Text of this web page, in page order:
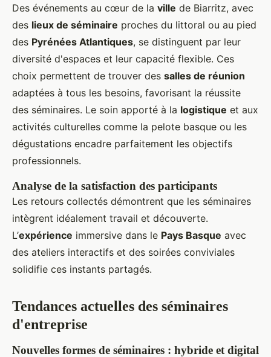
Des événements au cœur de la ville de Biarritz, avec
des lieux de séminaire proches du littoral ou au pied
des Pyrénées Atlantiques, se distinguent par leur
diversité d'espaces et leur capacité flexible. Ces
choix permettent de trouver des salles de réunion
adaptées à tous les besoins, favorisant la réussite
des séminaires. Le soin apporté à la logistique et aux
activités culturelles comme la pelote basque ou les
dégustations encadre parfaitement les objectifs
professionnels.
Analyse de la satisfaction des participants
Les retours collectés démontrent que les séminaires
intègrent idéalement travail et découverte.
L’expérience immersive dans le Pays Basque avec
des ateliers interactifs et des soirées conviviales
solidifie ces instants partagés.
Tendances actuelles des séminaires
d'entreprise
Nouvelles formes de séminaires : hybride et digital